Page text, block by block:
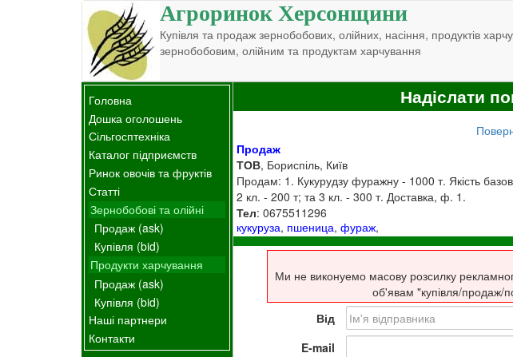
Агроринок Херсонщини
Купівля та продаж зернобобових, олійних, насіння, продуктів
зернобобовим, олійним та продуктам харчування
Головна
Дошка оголошень
Сільгосптехніка
Каталог підприємств
Ринок овочів та фруктів
Статті
Зернобобові та олійні
Продаж (ask)
Купівля (bid)
Продукти харчування
Продаж (ask)
Купівля (bid)
Наші партнери
Контакти
Надіслати
Продаж
ТОВ, Бориспіль, Київ
Продам: 1. Кукурудзу фуражну - 1000 т. Якість
2 кл. - 200 т; та 3 кл. - 300 т. Доставка, ф. 1.
Тел: 0675511296
кукуруза, пшеница,фураж,
Ми не виконуемо масову розсилку
об'явам "купівля/продаж/
Від
E-mail